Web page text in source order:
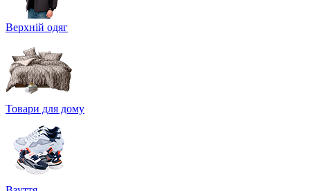
Верхній одяг
Товари для дому